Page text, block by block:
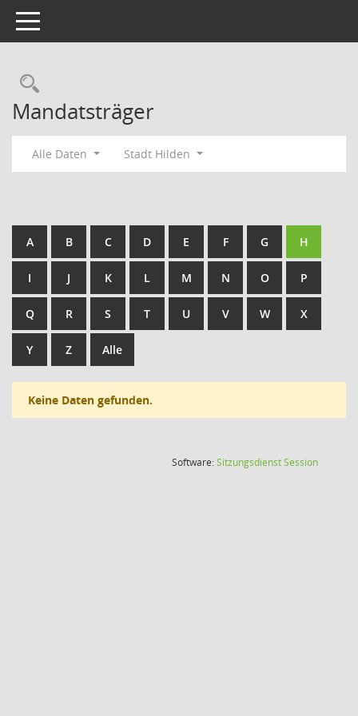
Toggle navigation
Rechercheauswahl
Mandatsträger
Alle Daten Stadt Hilden
A B C D E F G H
I J K L M N O P
Q R S T U V W X
Y Z Alle
Keine Daten gefunden.
Software:SitzungsdienstSession(Wird in